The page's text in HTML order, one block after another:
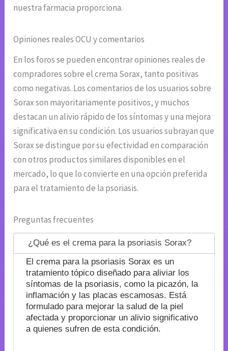
nuestra farmacia proporciona.
Opiniones reales OCU y comentarios
En los foros se pueden encontrar opiniones reales de
compradores sobre el crema Sorax, tanto positivas
como negativas. Los comentarios de los usuarios sobre
Sorax son mayoritariamente positivos, y muchos
destacan un alivio rápido de los síntomas y una mejora
significativa en su condición. Los usuarios subrayan que
Sorax se distingue por su efectividad en comparación
con otros productos similares disponibles en el
mercado, lo que lo convierte en una opción preferida
para el tratamiento de la psoriasis.
Preguntas frecuentes
¿Qué es el crema para la psoriasis Sorax?
El crema para la psoriasis Sorax es un
tratamiento tópico diseñado para aliviar los
síntomas de la psoriasis, como la picazón, la
inflamación y las placas escamosas. Está
formulado para mejorar la salud de la piel
afectada y proporcionar un alivio significativo
a quienes sufren de esta condición.